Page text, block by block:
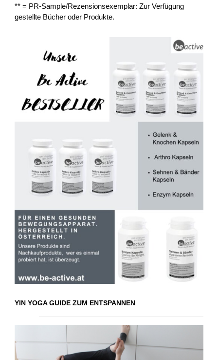
** = PR-Sample/Rezensionsexemplar: Zur Verfügung
gestellte Bücher oder Produkte.
YIN YOGA GUIDE ZUM ENTSPANNEN